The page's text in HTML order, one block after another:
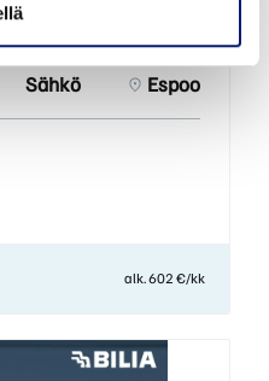
Sähkö Espoo
alk. 602 €/kk